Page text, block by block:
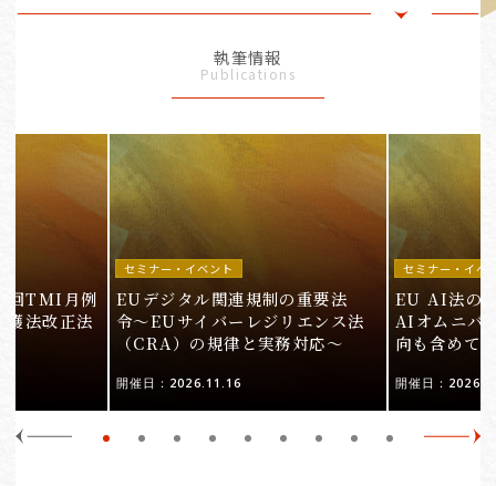
執筆情報
Publications
回TMI月例
護法改正法
セミナー・イベント
EUデジタル関連規制の重要法
令〜EUサイバーレジリエンス法
（CRA）の規律と実務対応〜
開催日：2026.11.16
セミナー・イベ
EU AI法の
AIオムニバ
向も含めて
開催日：